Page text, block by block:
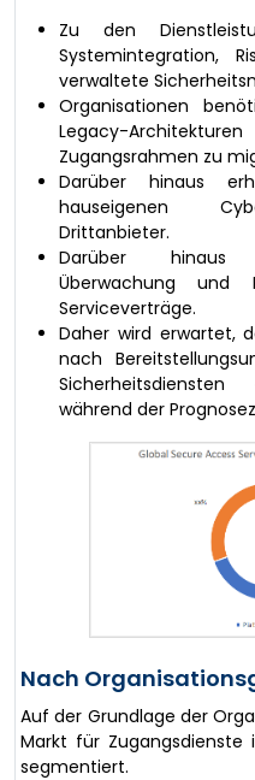
Zu den
Systemintegration,
verwaltete
Organisationen
Legacy-
Zugangsrahmen zu
Darüber hinaus
hauseigenen
Drittanbieter.
Darüber hinaus
Überwachung und
Serviceverträge.
Daher wird erwartet,
nach
Sicherheitsdiensten
während der
Nach
Auf der Grundlage der
Markt für Zugangsdienste
segmentiert.